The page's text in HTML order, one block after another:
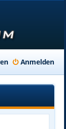
Anmelden